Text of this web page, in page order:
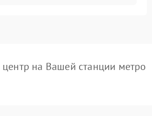
на Вашей станции метро